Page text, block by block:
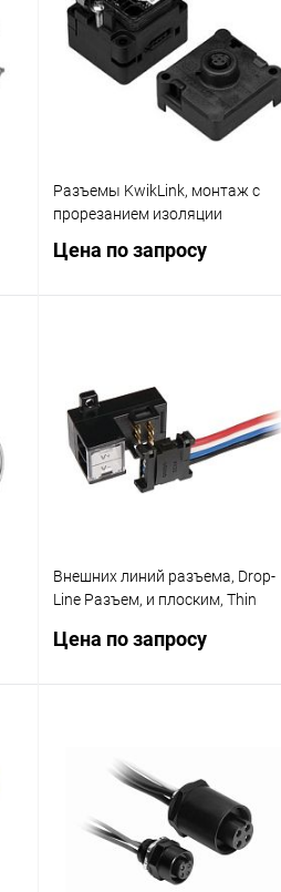
Разъемы KwikLink, монтаж с
прорезанием изоляции
Цена по запросу
Купить в 1 клик
В избранное
Наличие
уточняйте
Внешних линий разъема, Drop-
Line Разъем, и плоским, Thin
Цена по запросу
Купить в 1 клик Сравнение
В избранное
Наличие
уточняйте